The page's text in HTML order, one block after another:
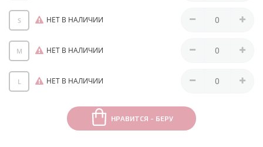
S НЕТ В НАЛИЧИИ
M НЕТ В НАЛИЧИИ
L НЕТ В НАЛИЧИИ
НРАВИТСЯ - БЕРУ